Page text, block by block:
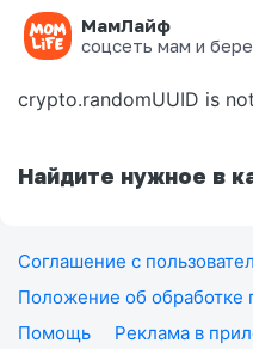
МамЛайф
соцсеть мам и
Ошибка на
crypto.randomUUID is
Найдите нужное в
Соглашение с
Положение об обработке
Помощь
Реклама в